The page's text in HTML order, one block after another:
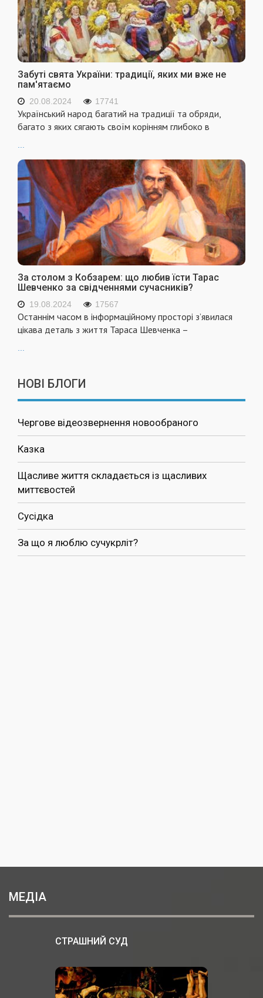
Забуті свята України: традиції, яких ми вже не
пам'ятаємо
20.08.2024 17741
Український народ багатий на традиції та обряди,
багато з яких сягають своїм корінням глибоко в
За столом з Кобзарем: що любив їсти Тарас
Шевченко за свідченнями сучасників?
19.08.2024 17567
Останнім часом в інформаційному просторі з’явилася
цікава деталь з життя Тараса Шевченка –
НОВІ БЛОГИ
Чергове відеозвернення новообраного
Казка
Щасливе життя складається із щасливих
миттєвостей
Сусідка
За що я люблю сучукрліт?
МЕДІА
СТРАШНИЙ СУД